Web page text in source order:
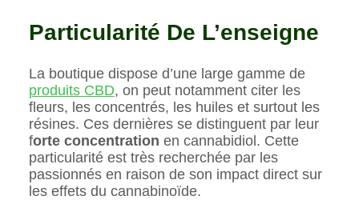
Particularité De L’enseigne
La boutique dispose d’une large gamme de
produits CBD, on peut notamment citer les
fleurs, les concentrés, les huiles et surtout les
résines. Ces dernières se distinguent par leur
forte concentration en cannabidiol. Cette
particularité est très recherchée par les
passionnés en raison de son impact direct sur
les effets du cannabinoïde.